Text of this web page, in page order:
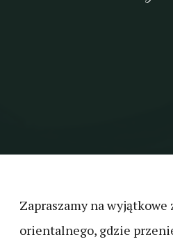
Zapraszamy na wyjątkowe
orientalnego, gdzie